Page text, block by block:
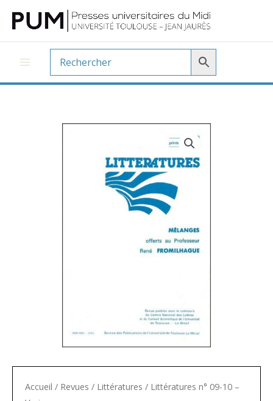
contenu
Accueil / Revues / Littératures / Littératures n° 09-10 –